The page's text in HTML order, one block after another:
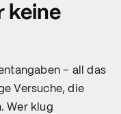
keine
– all das
Versuche, die
Wer klug